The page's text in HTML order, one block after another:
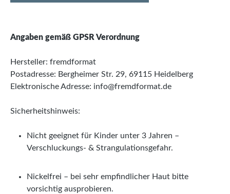
Angaben gemäß GPSR Verordnung
Hersteller: fremdformat
Postadresse: Bergheimer Str. 29, 69115 Heidelberg
Elektronische Adresse: info@fremdformat.de
Sicherheitshinweis:
Nicht geeignet für Kinder unter 3 Jahren –
Verschluckungs- & Strangulationsgefahr.
Nickelfrei – bei sehr empfindlicher Haut bitte
vorsichtig ausprobieren.